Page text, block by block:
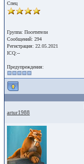
Спец
Группа: Посетители
Сообщений: 294
Регистрация: 22.05.2021
ICQ:--
Предупреждения:
artur1988